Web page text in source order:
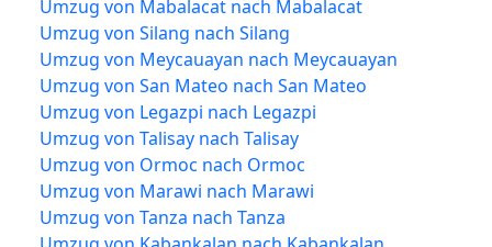
Umzug von Mabalacat nach Mabalacat
Umzug von Silang nach Silang
Umzug von Meycauayan nach Meycauayan
Umzug von San Mateo nach San Mateo
Umzug von Legazpi nach Legazpi
Umzug von Talisay nach Talisay
Umzug von Ormoc nach Ormoc
Umzug von Marawi nach Marawi
Umzug von Tanza nach Tanza